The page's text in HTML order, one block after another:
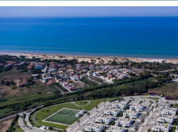
Teniso kortas
Už papildomą mokestį:
Kosmetinės procedūros
Masažas
Vaikams: